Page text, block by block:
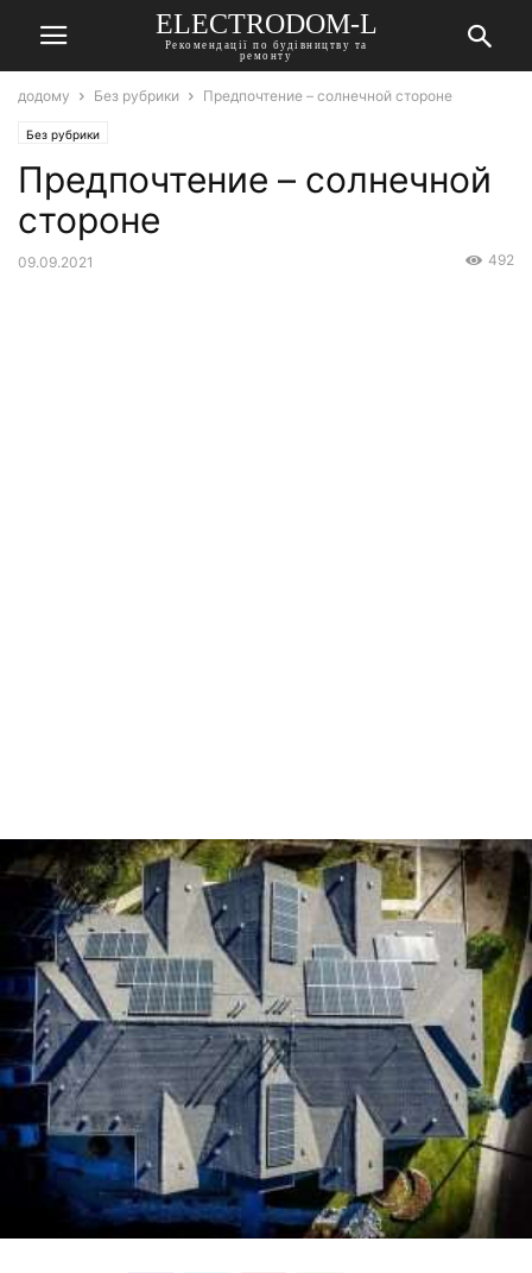
ELECTRODOM-L
Рекомендації по будівництву та
ремонту
додому Без рубрики Предпочтение – солнечной стороне
Без рубрики
Предпочтение – солнечной
стороне
09.09.2021 492